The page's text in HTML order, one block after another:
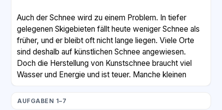
Auch der Schnee wird zu einem Problem. In tiefer
gelegenen Skigebieten fällt heute weniger Schnee als
früher, und er bleibt oft nicht lange liegen. Viele Orte
sind deshalb auf künstlichen Schnee angewiesen.
Doch die Herstellung von Kunstschnee braucht viel
Wasser und Energie und ist teuer. Manche kleinen
schließen, weil sich der Betrieb nicht mehr lohnte.
AUFGABEN 1–7